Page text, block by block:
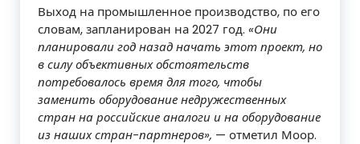
Выход на промышленное производство, по его
словам, запланирован на 2027 год. «Они
планировали год назад начать этот проект, но
в силу объективных обстоятельств
потребовалось время для того, чтобы
заменить оборудование недружественных
стран на российские аналоги и на оборудование
из наших стран-партнеров», — отметил Моор.